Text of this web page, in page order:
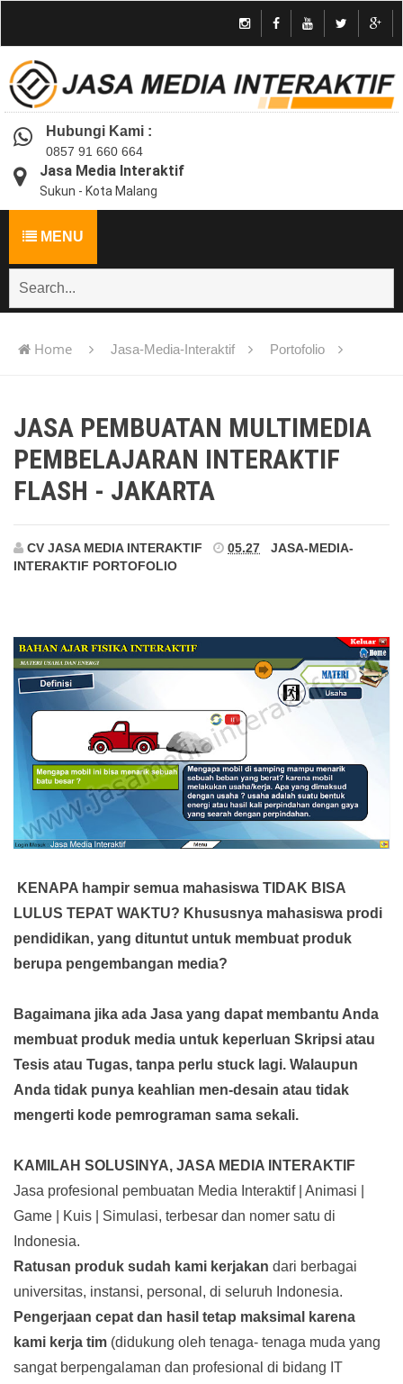
Hubungi Kami :
0857 91 660 664
Jasa Media Interaktif
Sukun - Kota Malang
MENU
Home Jasa-Media-Interaktif Portofolio
JASA PEMBUATAN MULTIMEDIA
PEMBELAJARAN INTERAKTIF
FLASH - JAKARTA
CV JASA MEDIA INTERAKTIF 05.27
JASA-MEDIA-
INTERAKTIF PORTOFOLIO
KENAPA hampir semua mahasiswa TIDAK BISA
LULUS TEPAT WAKTU? Khususnya mahasiswa prodi
pendidikan, yang dituntut untuk membuat produk
berupa pengembangan media?
Bagaimana jika ada Jasa yang dapat membantu Anda
membuat produk media untuk keperluan Skripsi atau
Tesis atau Tugas, tanpa perlu stuck lagi. Walaupun
Anda tidak punya keahlian men-desain atau tidak
mengerti kode pemrograman sama sekali.
KAMILAH SOLUSINYA, JASA MEDIA INTERAKTIF
Jasa profesional pembuatan Media Interaktif | Animasi |
Game | Kuis | Simulasi, terbesar dan nomer satu di
Indonesia.
Ratusan produk sudah kami kerjakan dari berbagai
universitas, instansi, personal, di seluruh Indonesia.
Pengerjaan cepat dan hasil tetap maksimal karena
kami kerja tim (didukung oleh tenaga- tenaga muda yang
sangat berpengalaman dan profesional di bidang IT